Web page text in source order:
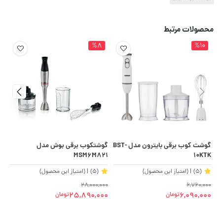
محصولات مرتبط
%10
گوشت کوب برقی بایترون مدل BST-
10KTK
(5)
| (امتیاز این محصول)
6,760,000
6,090,000تومان
%8
گوشتکوب برقی بوش مدل
MSM6M821
(5)
| (امتیاز این محصول)
28,000,000
25,890,000تومان